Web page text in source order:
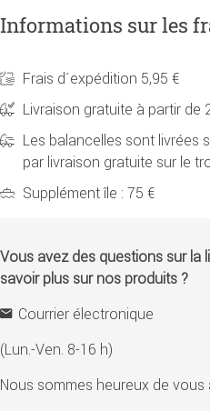
Informations sur les
Frais d´expédition 5,95 €
Livraison gratuite à partir de
Les balancelles sont livrées
par livraison gratuite sur le
Supplément île : 75 €
Vous avez des questions sur la
savoir plus sur nos produits ?
Courrier électronique
(Lun.-Ven. 8-16 h)
Nous sommes heureux de vous